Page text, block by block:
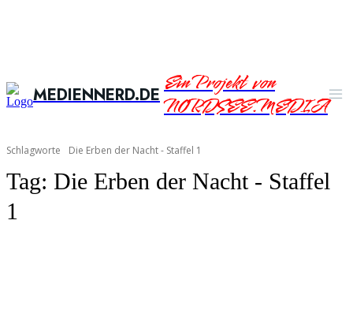
MEDIENNERD.DEEin Projekt von
NORDSEE.MEDIA
Schlagworte Die Erben der Nacht - Staffel 1
Tag: Die Erben der Nacht - Staffel
1